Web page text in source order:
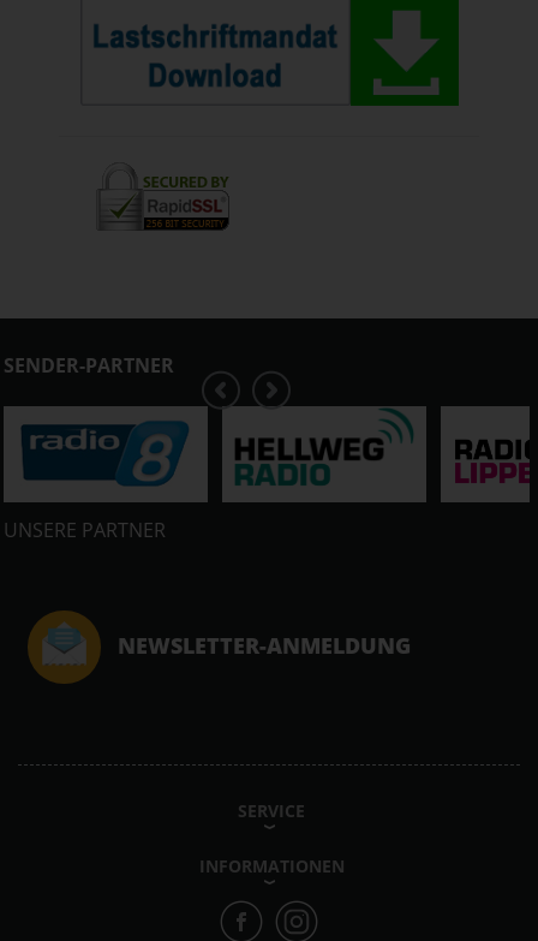
SENDER-PARTNER
UNSERE PARTNER
NEWSLETTER-ANMELDUNG
SERVICE
INFORMATIONEN